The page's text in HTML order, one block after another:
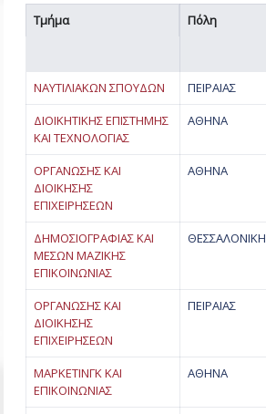
Τμήμα Πόλη
ΝΑΥΤΙΛΙΑΚΩΝ ΣΠΟΥΔΩΝ ΠΕΙΡΑΙΑΣ
ΔΙΟΙΚΗΤΙΚΗΣ ΕΠΙΣΤΗΜΗΣ
ΚΑΙ ΤΕΧΝΟΛΟΓΙΑΣ
ΑΘΗΝΑ
ΟΡΓΑΝΩΣΗΣ ΚΑΙ
ΔΙΟΙΚΗΣΗΣ
ΕΠΙΧΕΙΡΗΣΕΩΝ
ΑΘΗΝΑ
ΔΗΜΟΣΙΟΓΡΑΦΙΑΣ ΚΑΙ
ΜΕΣΩΝ ΜΑΖΙΚΗΣ
ΕΠΙΚΟΙΝΩΝΙΑΣ
ΘΕΣΣΑΛΟΝΙΚΗ
ΟΡΓΑΝΩΣΗΣ ΚΑΙ
ΔΙΟΙΚΗΣΗΣ
ΕΠΙΧΕΙΡΗΣΕΩΝ
ΠΕΙΡΑΙΑΣ
ΜΑΡΚΕΤΙΝΓΚ ΚΑΙ
ΕΠΙΚΟΙΝΩΝΙΑΣ
ΑΘΗΝΑ